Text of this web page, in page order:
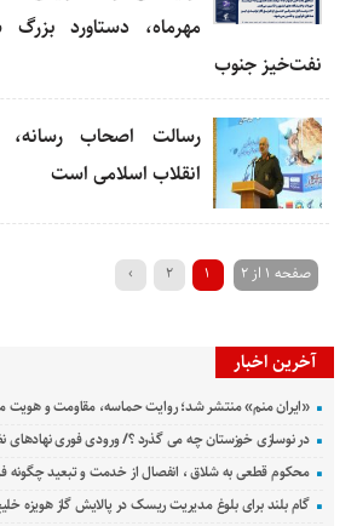
مهرماه، دستاورد
نفت‌خیز جنوب
رسالت اصحاب رسانه،
انقلاب اسلامی است
صفحه 1 از 2 1
2
›
آخرین اخبار
«ایران منم» منتشر شد؛ روایت حماسه، مقاومت و هویت
در نوسازی خوزستان چه می گذرد ؟/ ورودی فوری نهادهای
محکوم قطعی به شلاق ، انفصال از خدمت و تبعید چگونه
گام بلند برای بلوغ مدیریت ریسک در پالایش گاز هویزه